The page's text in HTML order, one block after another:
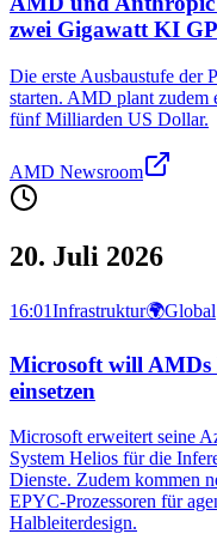
zwei Gigawatt KI
Die erste Ausbaustufe der
starten. AMD plant zudem
fünf Milliarden US Dollar.
AMD Newsroom
20. Juli 2026
16:01Infrastruktur🌍Global
Microsoft will AMDs
einsetzen
Microsoft erweitert seine
System Helios für die
Dienste. Zudem kommen
EPYC-Prozessoren für
Halbleiterdesign.